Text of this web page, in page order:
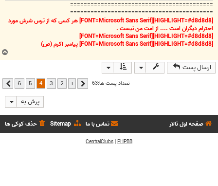
==========================================
==========================================
[HIGHLIGHT=#d8d8d8][FONT=Microsoft Sans Serif] هر کسی که از ترس شرش مورد
احترام دیگران است .... از امت من نیست .
ب
ا
ارسال پست
تعداد پست ها:63 قبلی 2
3
4
5
6 بعدی
پرش به
صفحه اول تالار حذف کوکی ها Sitemap تماس با ما
PHPBB
|
CentralClubs